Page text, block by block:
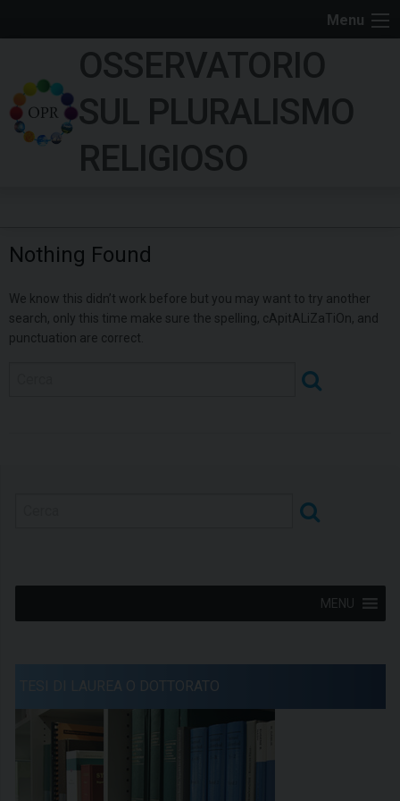
k
Menu
OSSERVATORIO
SUL PLURALISMO
RELIGIOSO
Nothing Found
We know this didn’t work before but you may want to try another
search, only this time make sure the spelling, cApitALiZaTiOn, and
punctuation are correct.
MENU
TESI DI LAUREA O DOTTORATO